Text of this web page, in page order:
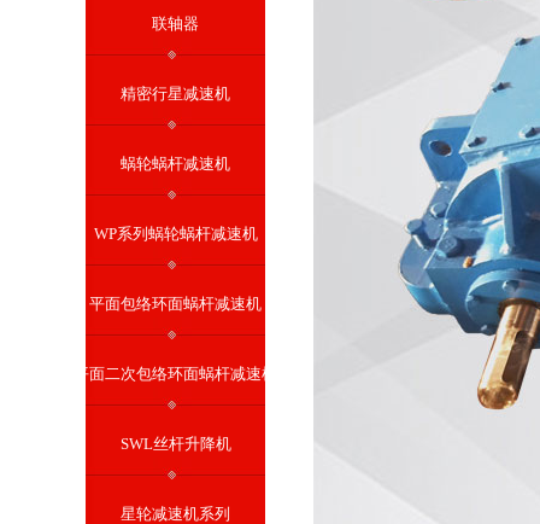
联轴器
精密行星减速机
蜗轮蜗杆减速机
WP系列蜗轮蜗杆减速机
平面包络环面蜗杆减速机
平面二次包络环面蜗杆减速机
SWL丝杆升降机
星轮减速机系列